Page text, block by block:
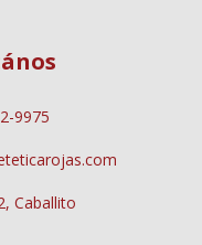
9975
Caballito